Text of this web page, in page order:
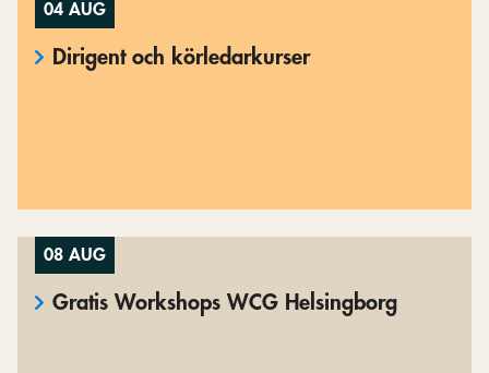
04 AUG
Dirigent och körledarkurser
08 AUG
Gratis Workshops WCG Helsingborg